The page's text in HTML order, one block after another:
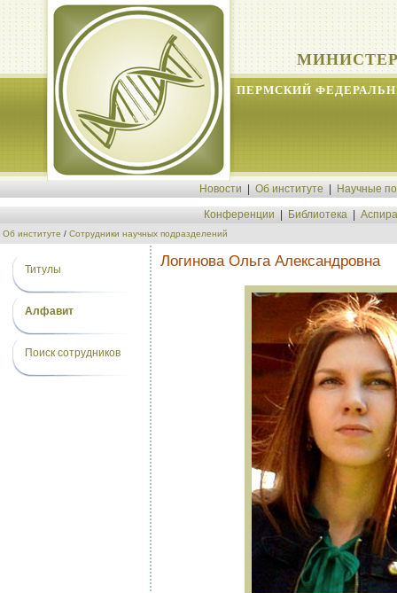
ПЕРМСКИЙ
Новости Об институте Научные
Конференции Библиотека
Об институте / Сотрудники научных подразделений
Титулы
Алфавит
Поиск сотрудников
Логинова Ольга Александровна